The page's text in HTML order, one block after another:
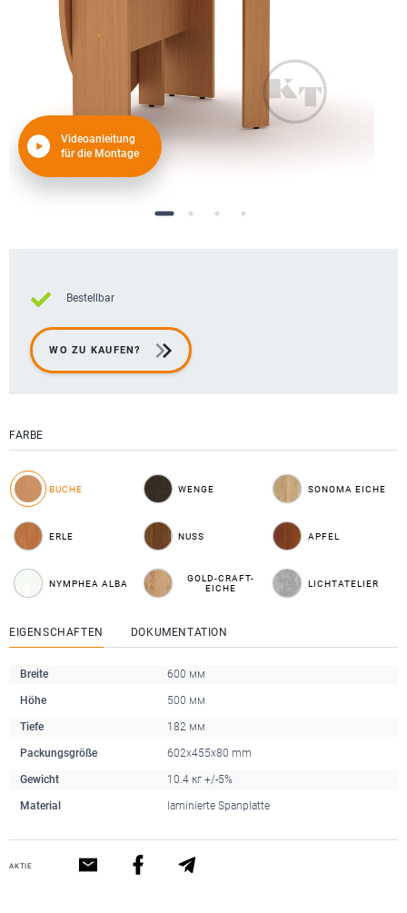
Videoanleitung
für die Montage
Bestellbar
WO ZU KAUFEN?
FARBE
BUCHE WENGE SONOMA EICHE
ERLE NUSS APFEL
NYMPHEA ALBA
GOLD-CRAFT-
EICHE
LICHTATELIER
EIGENSCHAFTEN DOKUMENTATION
Breite 600 мм
Höhe 500 мм
Tiefe 182 мм
Packungsgröße 602x455x80 mm
Gewicht 10.4 кг +/-5%
Material laminierte Spanplatte
AKTIE